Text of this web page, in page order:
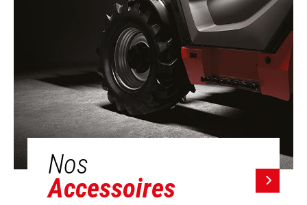
Nos
Accessoires